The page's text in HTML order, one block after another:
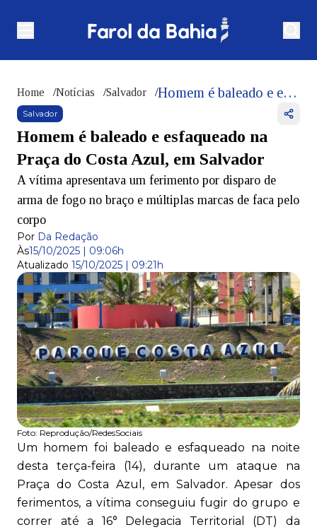
Home /Notícias /Salvador / Homem é baleado e esfaqueado na Praça do Costa Azul, em Salvador
Salvador
Homem é baleado e esfaqueado na
Praça do Costa Azul, em Salvador
A vítima apresentava um ferimento por disparo de
arma de fogo no braço e múltiplas marcas de faca pelo
corpo
Por Da Redação
Às15/10/2025 | 09:06h
Atualizado 15/10/2025 | 09:21h
Foto: Reprodução/RedesSociais
Um homem foi baleado e esfaqueado na noite
desta terça-feira (14), durante um ataque na
Praça do Costa Azul, em Salvador. Apesar dos
ferimentos, a vítima conseguiu fugir do grupo e
correr até a 16° Delegacia Territorial (DT) da